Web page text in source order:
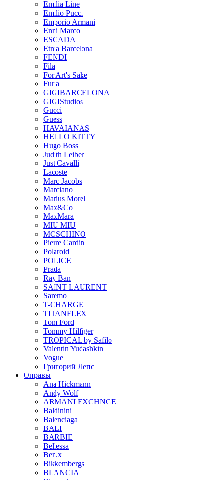
Emilia Line
Emilio Pucci
Emporio Armani
Enni Marco
ESCADA
Etnia Barcelona
FENDI
Fila
For Art's Sake
Furla
GIGIBARCELONA
GIGIStudios
Gucci
Guess
HAVAIANAS
HELLO KITTY
Hugo Boss
Judith Leiber
Just Cavalli
Lacoste
Marc Jacobs
Marciano
Marius Morel
Max&Co
MaxMara
MIU MIU
MOSCHINO
Pierre Cardin
Polaroid
POLICE
Prada
Ray Ban
SAINT LAURENT
Saremo
T-CHARGE
TITANFLEX
Tom Ford
Tommy Hilfiger
TROPICAL by Safilo
Valentin Yudashkin
Vogue
Григорий Лепс
Оправы
Ana Hickmann
Andy Wolf
ARMANI EXCHNGE
Baldinini
Balenciaga
BALI
BARBIE
Bellessa
Ben.x
Bikkembergs
BLANCIA